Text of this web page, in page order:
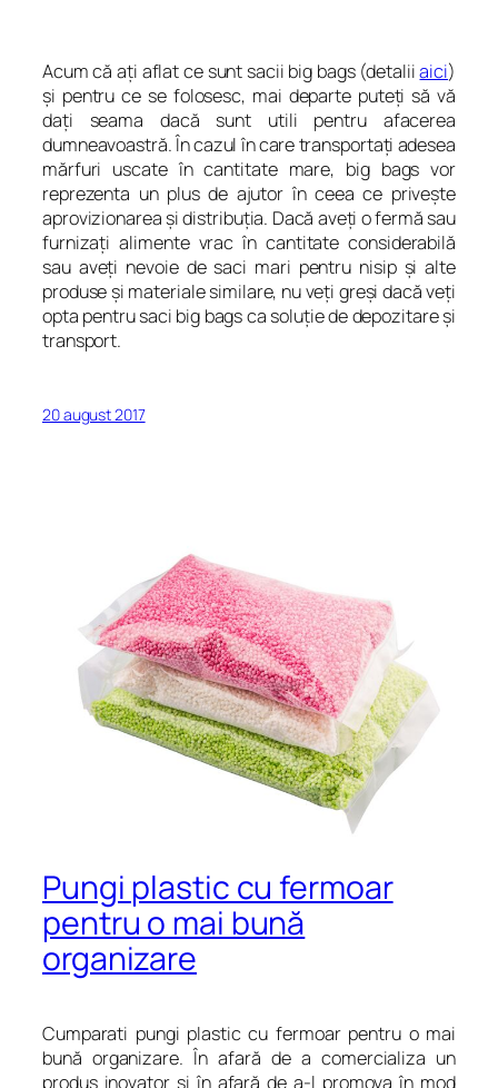
Acum că aţi aflat ce sunt sacii big bags (detaliiaici)
şi pentru ce se folosesc, mai departe puteţi să vă
daţi seama dacă sunt utili pentru afacerea
dumneavoastră. În cazul în care transportaţi adesea
mărfuri uscate în cantitate mare, big bags vor
reprezenta un plus de ajutor în ceea ce priveşte
aprovizionarea şi distribuţia. Dacă aveţi o fermă sau
furnizaţi alimente vrac în cantitate considerabilă
sau aveţi nevoie de saci mari pentru nisip şi alte
produse şi materiale similare, nu veţi greşi dacă veţi
opta pentru saci big bags ca soluţie de depozitare şi
transport.
20 august 2017
Pungi plastic cu fermoar
pentru o mai bună
organizare
Cumparati pungi plastic cu fermoar pentru o mai
bună organizare. În afară de a comercializa un
produs inovator şi în afară de a-l promova în mod